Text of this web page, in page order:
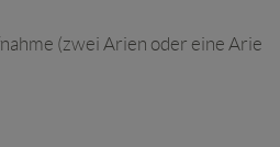
(zwei Arien oder eine Arie